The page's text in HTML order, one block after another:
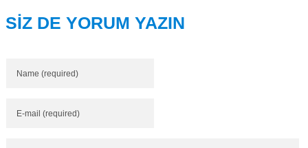
SİZ DE YORUM YAZIN